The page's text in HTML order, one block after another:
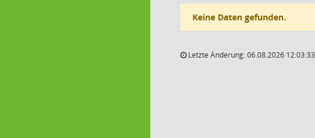
Keine Daten gefunden.
Letzte Änderung: 06.08.2026 12:03:33